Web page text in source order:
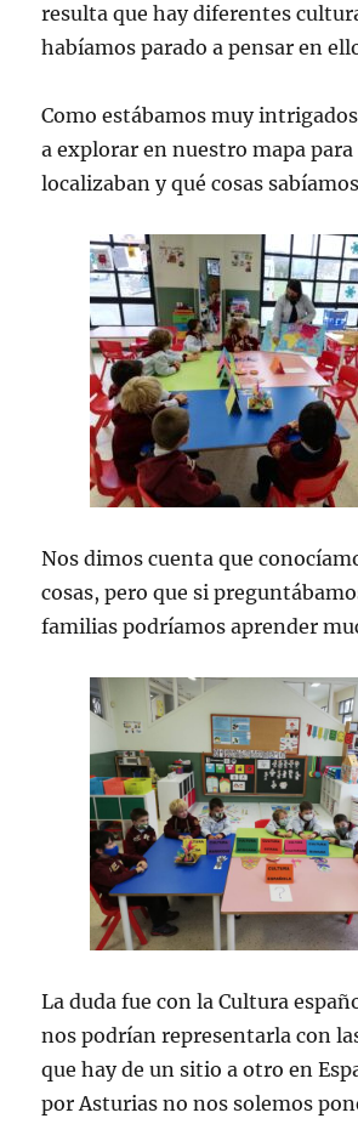
resulta que hay diferentes
habíamos parado a pensar en
Como estábamos muy
a explorar en nuestro mapa para
localizaban y qué cosas
Nos dimos cuenta que
cosas, pero que si
familias podríamos aprender
La duda fue con la Cultura
nos podrían representarla con
que hay de un sitio a otro en
por Asturias no nos solemos